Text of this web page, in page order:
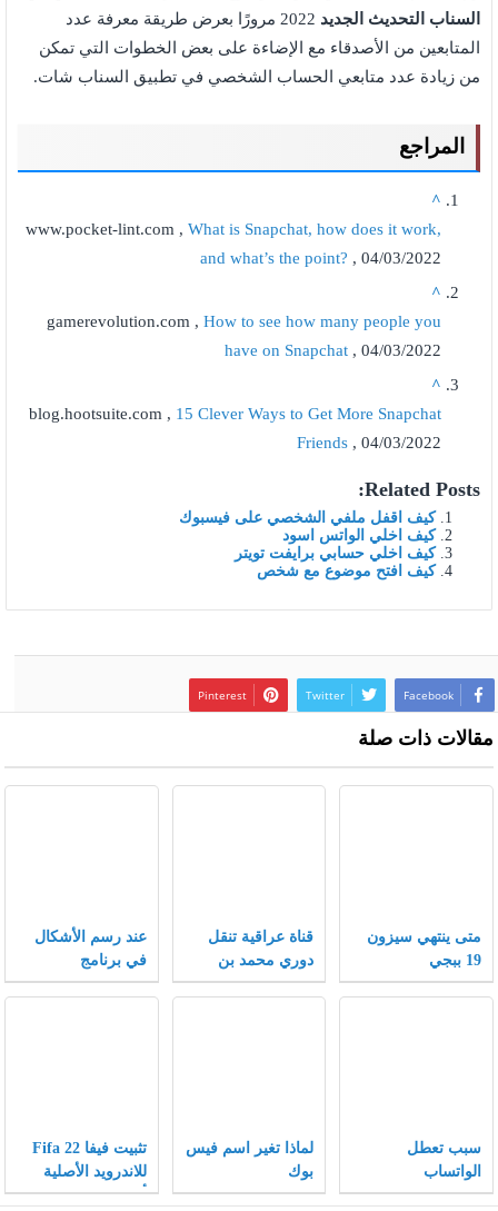
السناب التحديث الجديد
2022 مرورًا بعرض طريقة معرفة عدد
المتابعين من الأصدقاء مع الإضاءة على بعض الخطوات التي تمكن
من زيادة عدد متابعي الحساب الشخصي في تطبيق السناب شات.
المراجع
^
www.pocket-lint.com , What is Snapchat, how does it work,
and what’s the point? , 04/03/2022
^
gamerevolution.com , How to see how many people you
have on Snapchat , 04/03/2022
^
blog.hootsuite.com , 15 Clever Ways to Get More Snapchat
Friends , 04/03/2022
Related Posts:
كيف اقفل ملفي الشخصي على فيسبوك
كيف اخلي الواتس اسود
كيف اخلي حسابي برايفت تويتر
كيف افتح موضوع مع شخص
Facebook
Twitter
Pinterest
مقالات ذات صلة
متى ينتهي سيزون
19 ببجي
قناة عراقية تنقل
دوري محمد بن
سلمان 2021
عند رسم الأشكال
في برنامج
الإنكسكيب يمكن
سبب تعطل
الواتساب
والانستقرام والفيس
لماذا تغير اسم فيس
بوك
تثبيت فيفا Fifa 22
للاندرويد الأصلية
أخر إصدار